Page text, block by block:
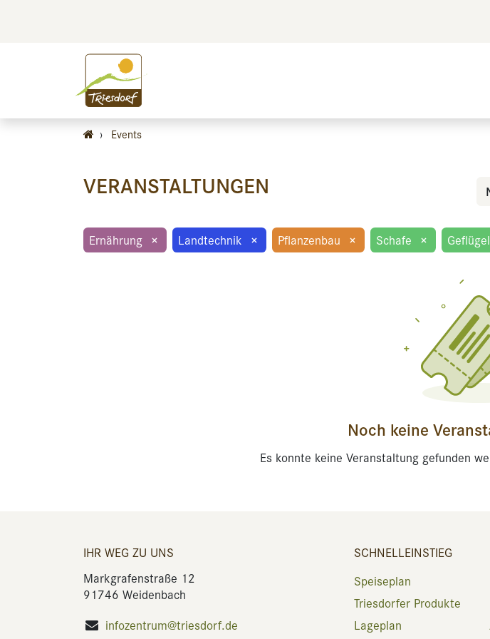
› Events
VERANSTALTUNGEN
Ernährung × Landtechnik × Pflanzenbau × Schafe × Geflügel
Noch keine
Es konnte keine Veranstaltung gefunden
IHR WEG ZU UNS
Markgrafenstraße 12
91746 Weidenbach
infozentrum@triesdorf.de
SCHNELLEINSTIEG
Speiseplan
Triesdorfer Produkte
Lageplan